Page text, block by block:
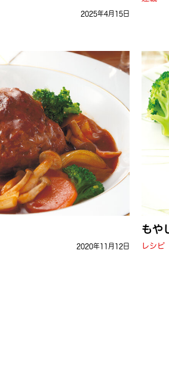
2025年4月15日
2020年11月12日
もや
レシピ